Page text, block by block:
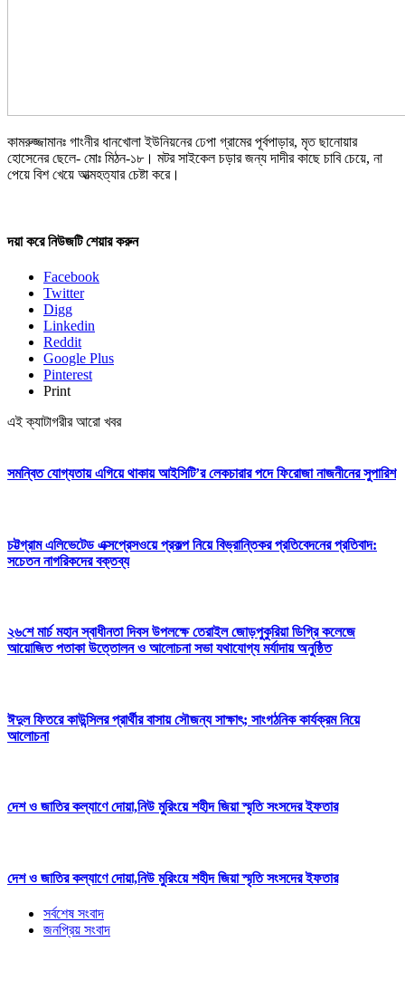
কামরুজ্জামানঃ গাংনীর ধানখোলা ইউনিয়নের ঢেপা গ্রামের পূর্বপাড়ার, মৃত ছানোয়ার
হোসেনের ছেলে- মোঃ মিঠন-১৮। মটর সাইকেল চড়ার জন্য দাদীর কাছে চাবি চেয়ে, না
পেয়ে বিশ খেয়ে আত্মহত্যার চেষ্টা করে।
দয়া করে নিউজটি শেয়ার করুন
Facebook
Twitter
Digg
Linkedin
Reddit
Google Plus
Pinterest
Print
এই ক্যাটাগরীর আরো খবর
সমন্বিত যোগ্যতায় এগিয়ে থাকায় আইসিটি’র লেকচারার পদে ফিরোজা নাজনীনের সুপারিশ
চট্টগ্রাম এলিভেটেড এক্সপ্রেসওয়ে প্রকল্প নিয়ে বিভ্রান্তিকর প্রতিবেদনের প্রতিবাদ:
সচেতন নাগরিকদের বক্তব্য
২৬শে মার্চ মহান স্বাধীনতা দিবস উপলক্ষে তেরাইল জোড়পুকুরিয়া ডিগ্রি কলেজে
আয়োজিত পতাকা উত্তোলন ও আলোচনা সভা যথাযোগ্য মর্যাদায় অনুষ্ঠিত
ঈদুল ফিতরে কাউন্সিলর প্রার্থীর বাসায় সৌজন্য সাক্ষাৎ; সাংগঠনিক কার্যক্রম নিয়ে
আলোচনা
দেশ ও জাতির কল্যাণে দোয়া,নিউ মুরিংয়ে শহীদ জিয়া স্মৃতি সংসদের ইফতার
দেশ ও জাতির কল্যাণে দোয়া,নিউ মুরিংয়ে শহীদ জিয়া স্মৃতি সংসদের ইফতার
সর্বশেষ সংবাদ
জনপ্রিয় সংবাদ